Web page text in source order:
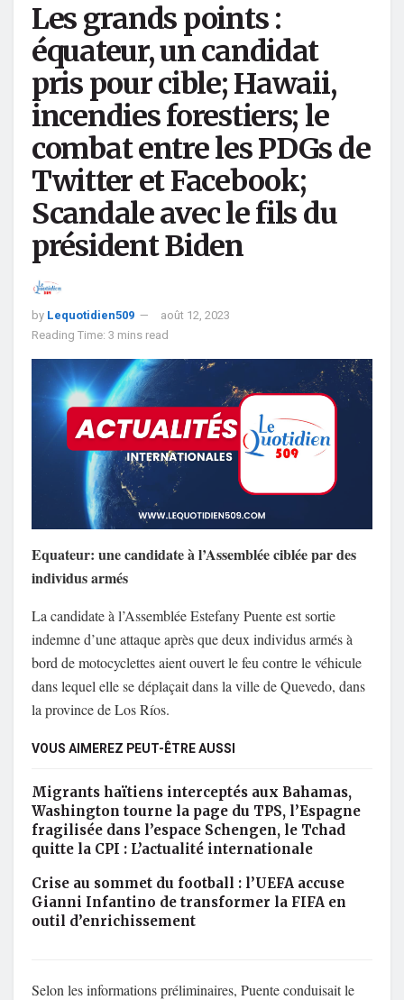
Les grands points :
équateur, un candidat
pris pour cible; Hawaii,
incendies forestiers; le
combat entre les PDGs de
Twitter et Facebook;
Scandale avec le fils du
président Biden
by Lequotidien509
août 12, 2023
Reading Time: 3 mins read
Equateur: une candidate à l’Assemblée ciblée par des
individus armés
La candidate à l’Assemblée Estefany Puente est sortie
indemne d’une attaque après que deux individus armés à
bord de motocyclettes aient ouvert le feu contre le véhicule
dans lequel elle se déplaçait dans la ville de Quevedo, dans
la province de Los Ríos.
VOUS AIMEREZ PEUT-ÊTRE AUSSI
Migrants haïtiens interceptés aux Bahamas,
Washington tourne la page du TPS, l’Espagne
fragilisée dans l’espace Schengen, le Tchad
quitte la CPI : L’actualité internationale
Crise au sommet du football : l’UEFA accuse
Gianni Infantino de transformer la FIFA en
outil d’enrichissement
Selon les informations préliminaires, Puente conduisait le